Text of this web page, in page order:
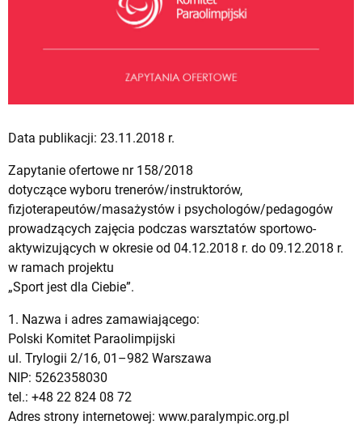
Data publikacji: 23.11.2018 r.
Zapytanie ofertowe nr 158/2018
dotyczące wyboru trenerów/instruktorów,
fizjoterapeutów/masażystów i psychologów/pedagogów
prowadzących zajęcia podczas warsztatów sportowo-
aktywizujących w okresie od 04.12.2018 r. do 09.12.2018 r.
w ramach projektu
„Sport jest dla Ciebie”.
1. Nazwa i adres zamawiającego:
Polski Komitet Paraolimpijski
ul. Trylogii 2/16, 01–982 Warszawa
NIP: 5262358030
tel.: +48 22 824 08 72
Adres strony internetowej: www.paralympic.org.pl